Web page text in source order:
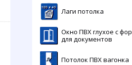
Лаги потолка
Окно ПВХ глухое с
для документов
Потолок ПВХ вагонка